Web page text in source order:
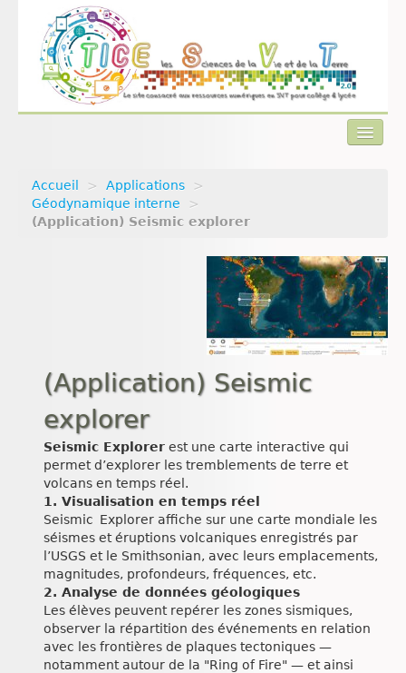
Actualités
Accueil > Applications
>
Géodynamique interne
>
(Application) Seismic explorer
(Application) Seismic
explorer
Seismic Explorer est une carte interactive qui
permet d’explorer les tremblements de terre et
volcans en temps réel.
1. Visualisation en temps réel
Seismic Explorer affiche sur une carte mondiale les
séismes et éruptions volcaniques enregistrés par
l’USGS et le Smithsonian, avec leurs emplacements,
magnitudes, profondeurs, fréquences, etc.
2. Analyse de données géologiques
Les élèves peuvent repérer les zones sismiques,
observer la répartition des événements en relation
avec les frontières de plaques tectoniques —
notamment autour de la "Ring of Fire" — et ainsi